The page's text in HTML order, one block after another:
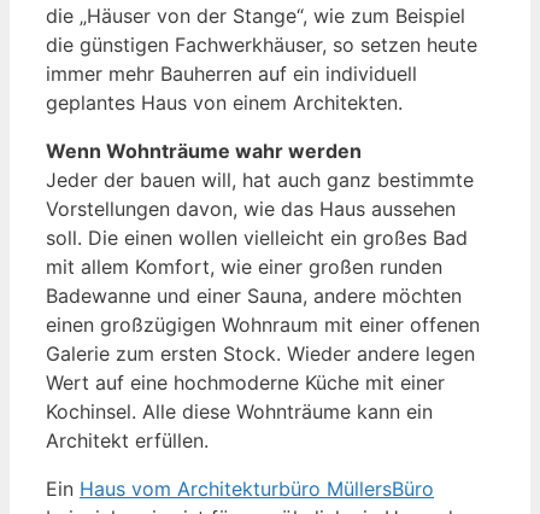
die „Häuser von der Stange“, wie zum Beispiel
die günstigen Fachwerkhäuser, so setzen heute
immer mehr Bauherren auf ein individuell
geplantes Haus von einem Architekten.
Wenn Wohnträume wahr werden
Jeder der bauen will, hat auch ganz bestimmte
Vorstellungen davon, wie das Haus aussehen
soll. Die einen wollen vielleicht ein großes Bad
mit allem Komfort, wie einer großen runden
Badewanne und einer Sauna, andere möchten
einen großzügigen Wohnraum mit einer offenen
Galerie zum ersten Stock. Wieder andere legen
Wert auf eine hochmoderne Küche mit einer
Kochinsel. Alle diese Wohnträume kann ein
Architekt erfüllen.
Ein Haus vom Architekturbüro MüllersBüro